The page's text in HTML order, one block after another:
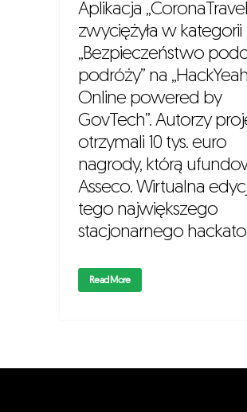
Aplikacja
zwyciężyła w kategorii
„Bezpieczeństwo
podróży” na „HackYeah
Online powered by
GovTech”. Autorzy
otrzymali 10 tys. euro
nagrody, którą
Asseco. Wirtualna
tego największego
stacjonarnego
Read More